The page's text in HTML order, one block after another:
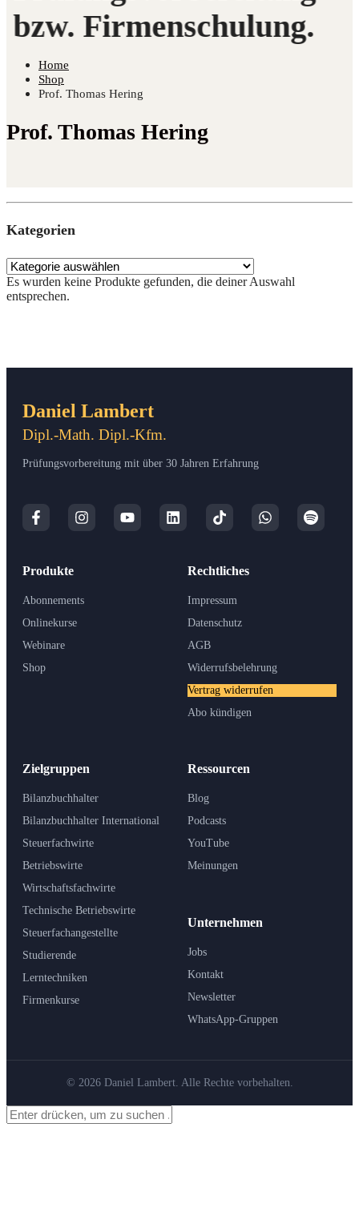
Home
Shop
Prof. Thomas Hering
Prof. Thomas Hering
Kate­go­rien
Es wur­den kei­ne Pro­duk­te gefun­den, die dei­ner Aus­wahl
entsprechen.
Daniel Lambert
Dipl.-Math. Dipl.-Kfm.
Prüfungsvorbereitung mit über 30 Jahren Erfahrung
Produkte
Abonnements
Onlinekurse
Webinare
Shop
Zielgruppen
Bilanzbuchhalter
Bilanzbuchhalter International
Steuerfachwirte
Betriebswirte
Wirtschaftsfachwirte
Technische Betriebswirte
Steuerfachangestellte
Studierende
Lerntechniken
Firmenkurse
Ressourcen
Blog
Podcasts
YouTube
Meinungen
Unternehmen
Jobs
Kontakt
Newsletter
WhatsApp-Gruppen
Rechtliches
Impressum
Datenschutz
AGB
Widerrufsbelehrung
Vertrag widerrufen
Abo kündigen
© 2026 Daniel Lambert. Alle Rechte vorbehalten.